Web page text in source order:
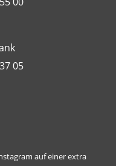
05
auf einer extra